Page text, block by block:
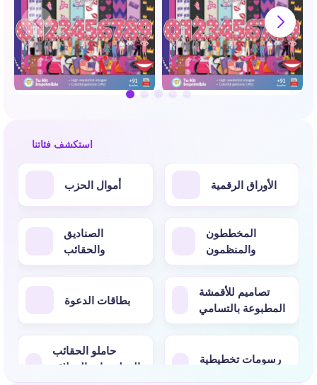
استكشف فئاتنا
أموال الحزب الأوراق الرقمية
الصناديق
والحقائب
المخططون
والمنظمون
بطاقات الدعوة
تصاميم للأقمشة
المطبوعة بالتسامي
حاملو الحقائب
والمطبوعات العملاقة
رسومات تخطيطية